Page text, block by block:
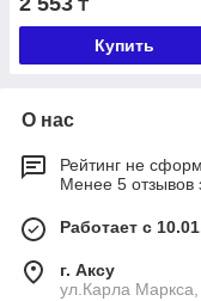
₸
Купить
О нас
Рейтинг не
Менее 5 отзывов
Работает с
г. Аксу
ул.Карла Маркса,